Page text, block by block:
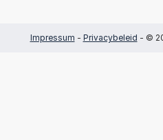
Impressum - Privacybeleid - ©